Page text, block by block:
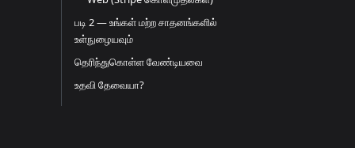
படி 2 — உங்கள் மற்ற சாதனங்களில்
உள்நுழையவும்
தெரிந்துகொள்ள வேண்டியவை
உதவி தேவையா?